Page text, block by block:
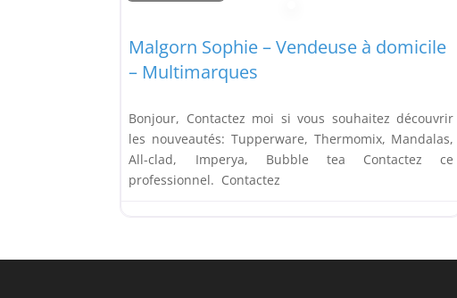
Malgorn Sophie – Vendeuse à domicile
– Multimarques
Bonjour, Contactez moi si vous souhaitez découvrir
les nouveautés: Tupperware, Thermomix, Mandalas,
All-clad, Imperya, Bubble tea Contactez ce
professionnel. Contactez